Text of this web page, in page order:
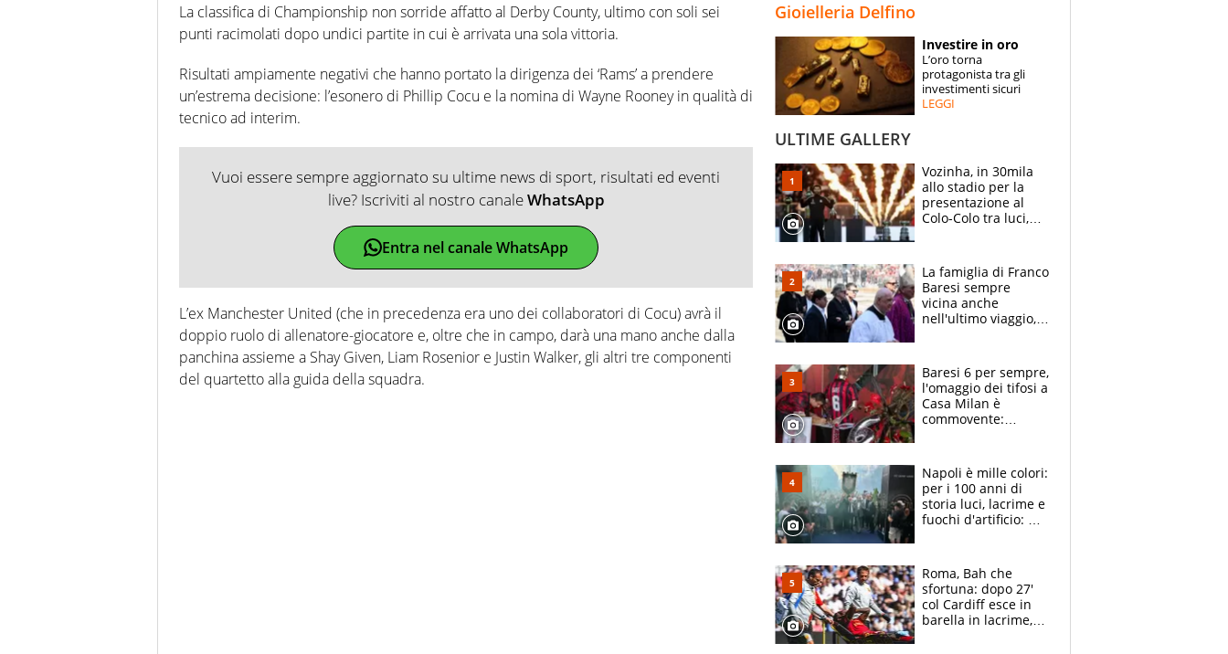
ESPERTI
CONTATTI
La classifica di Championship non sorride affatto al Derby County, ultimo con soli sei
punti racimolati dopo undici partite in cui è arrivata una sola vittoria.
Risultati ampiamente negativi che hanno portato la dirigenza dei ‘Rams’ a prendere
un’estrema decisione: l’esonero di Phillip Cocu e la nomina di Wayne Rooney in qualità di
tecnico ad interim.
Vuoi essere sempre aggiornato su ultime news di sport, risultati ed eventi
live? Iscriviti al nostro canaleWhatsApp
Entra nel canale WhatsApp
L’ex Manchester United (che in precedenza era uno dei collaboratori di Cocu) avrà il
doppio ruolo di allenatore-giocatore e, oltre che in campo, darà una mano anche dalla
panchina assieme a Shay Given, Liam Rosenior e Justin Walker, gli altri tre componenti
del quartetto alla guida della squadra.
Gioielleria Delfino
Investire in oro
L’oro torna
protagonista tra gli
investimenti sicuri
LEGGI
ULTIME GALLERY
Vozinha, in 30mila
allo stadio per la
presentazione al
Colo-Colo tra luci,
La famiglia di Franco
Baresi sempre
vicina anche
nell'ultimo viaggio,
circondati
dall'affetto dei tifosi
Baresi 6 per sempre,
l'omaggio dei tifosi a
Casa Milan è
commovente:
bigliettini
Napoli è mille colori:
per i 100 anni di
storia luci, lacrime e
fuochi d'artificio: De
Roma, Bah che
sfortuna: dopo 27'
col Cardiff esce in
barella in lacrime,